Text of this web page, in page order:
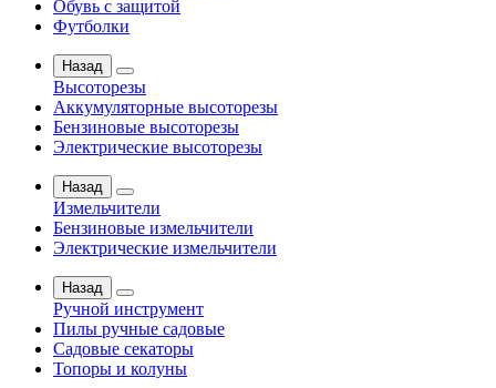
Обувь с защитой
Футболки
Назад
Высоторезы
Аккумуляторные высоторезы
Бензиновые высоторезы
Электрические высоторезы
Назад
Измельчители
Бензиновые измельчители
Электрические измельчители
Назад
Ручной инструмент
Пилы ручные садовые
Садовые секаторы
Топоры и колуны